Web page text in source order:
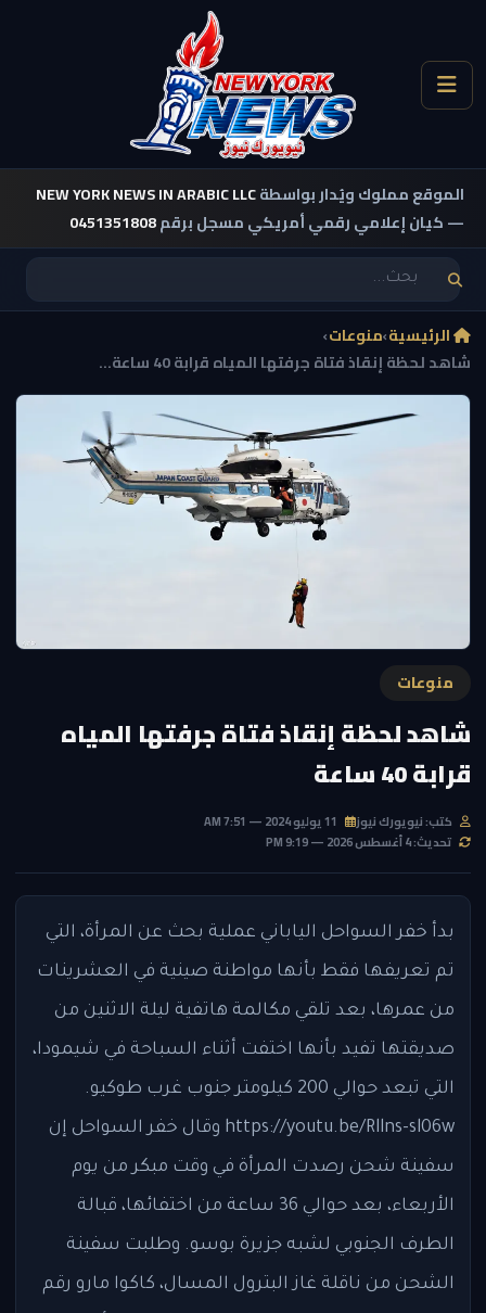
الموقع مملوك ويُدار بواسطةNEW YORK NEWS IN ARABIC LLC
— كيان إعلامي رقمي أمريكي مسجل برقم0451351808
الرئيسية›منوعات›
شاهد لحظة إنقاذ فتاة جرفتها المياه قرابة 40 ساعة...
منوعات
شاهد لحظة إنقاذ فتاة جرفتها المياه
قرابة 40 ساعة
كتب: نيويورك نيوز
تحديث: 4 أغسطس 2026 — 9:19 PM
بدأ خفر السواحل الياباني عملية بحث عن المرأة، التي
تم تعريفها فقط بأنها مواطنة صينية في العشرينات
من عمرها، بعد تلقي مكالمة هاتفية ليلة الاثنين من
صديقتها تفيد بأنها اختفت أثناء السباحة في شيمودا،
التي تبعد حوالي 200 كيلومتر جنوب غرب طوكيو.
https://youtu.be/Rllns-sl06w وقال خفر السواحل إن
سفينة شحن رصدت المرأة في وقت مبكر من يوم
الأربعاء، بعد حوالي 36 ساعة من اختفائها، قبالة
الطرف الجنوبي لشبه جزيرة بوسو. وطلبت سفينة
الشحن من ناقلة غاز البترول المسال، كاكوا مارو رقم